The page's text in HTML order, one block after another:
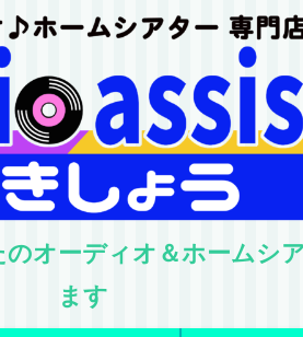
オーディオ＆ホームシ
ます